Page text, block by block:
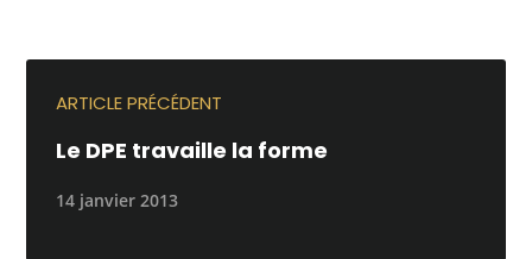
ARTICLE PRÉCÉDENT
Le DPE travaille la forme
14 janvier 2013